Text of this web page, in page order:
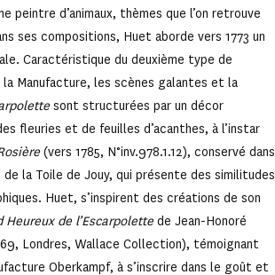
peintre d’animaux, thèmes que l’on retrouve
ses compositions, Huet aborde vers 1773 un
Caractéristique du deuxième type de
Manufacture, les scènes galantes et la
sont structurées par un décor
fleuries et de feuilles d’acanthes, à l’instar
(vers 1785, N°inv.978.1.12), conservé dans
la Toile de Jouy, qui présente des similitudes
Huet, s’inspirent des créations de son
Heureux de l’Escarpolette de Jean-Honoré
Londres, Wallace Collection), témoignant
Oberkampf, à s’inscrire dans le goût et